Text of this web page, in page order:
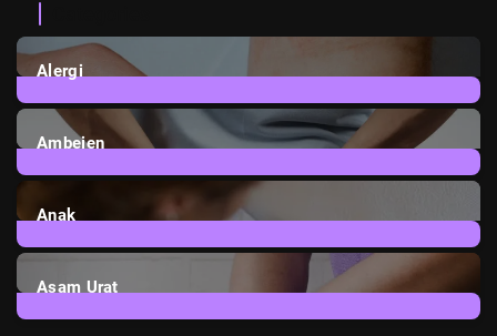
Alergi
6Posts
Ambeien
1Post
Anak
3Posts
Asam Urat